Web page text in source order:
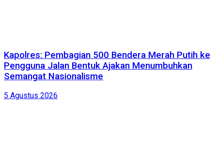
Kapolres: Pembagian 500 Bendera Merah Putih ke
Pengguna Jalan Bentuk Ajakan Menumbuhkan
Semangat Nasionalisme
5 Agustus 2026